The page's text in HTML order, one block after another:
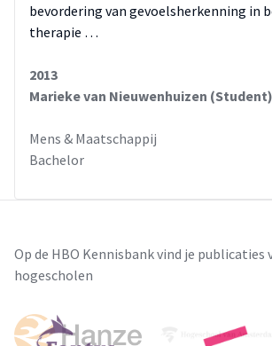
bevordering van gevoelsherkenning in
therapie …
2013
Marieke van Nieuwenhuizen (Student)
Mens & Maatschappij
Bachelor
Op de HBO Kennisbank vind je publicaties
hogescholen